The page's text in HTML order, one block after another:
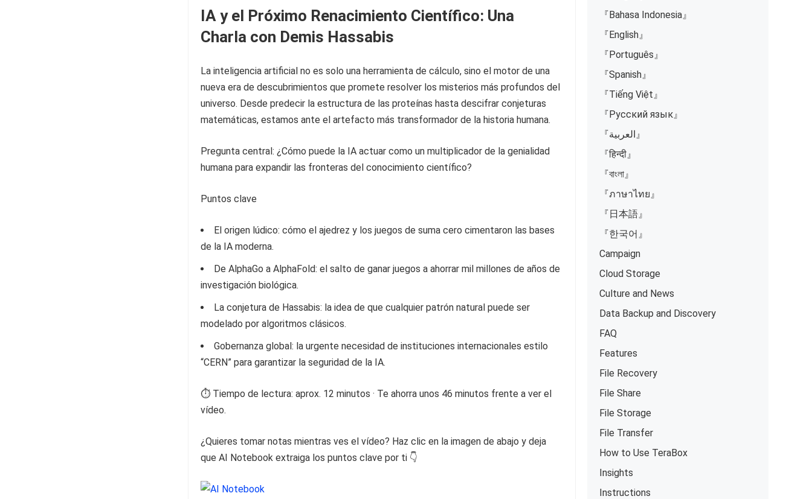
IA y el Próximo Renacimiento Científico: Una
Charla con Demis Hassabis
La inteligencia artificial no es solo una herramienta de cálculo, sino el motor de una
nueva era de descubrimientos que promete resolver los misterios más profundos del
universo. Desde predecir la estructura de las proteínas hasta descifrar conjeturas
matemáticas, estamos ante el artefacto más transformador de la historia humana.
Pregunta central: ¿Cómo puede la IA actuar como un multiplicador de la genialidad
humana para expandir las fronteras del conocimiento científico?
Puntos clave
El origen lúdico: cómo el ajedrez y los juegos de suma cero cimentaron las bases
de la IA moderna.
De AlphaGo a AlphaFold: el salto de ganar juegos a ahorrar mil millones de años de
investigación biológica.
La conjetura de Hassabis: la idea de que cualquier patrón natural puede ser
modelado por algoritmos clásicos.
Gobernanza global: la urgente necesidad de instituciones internacionales estilo
“CERN” para garantizar la seguridad de la IA.
⏱️ Tiempo de lectura: aprox. 12 minutos · Te ahorra unos 46 minutos frente a ver el
vídeo.
¿Quieres tomar notas mientras ves el vídeo? Haz clic en la imagen de abajo y deja
que AI Notebook extraiga los puntos clave por ti 👇
『Bahasa Indonesia』
『English』
『Português』
『Spanish』
『Tiếng Việt』
『Русский язык』
『العربية』
『हिन्दी』
『বাংলা』
『ภาษาไทย』
『日本語』
『한국어』
Campaign
Cloud Storage
Culture and News
Data Backup and Discovery
FAQ
Features
File Recovery
File Share
File Storage
File Transfer
How to Use TeraBox
Insights
Instructions